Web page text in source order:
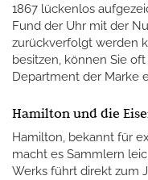
1867 lückenlos
Fund der Uhr mit der
zurückverfolgt werden
besitzen, können Sie
Department der Marke
Hamilton und die
Hamilton, bekannt für
macht es Sammlern
Werks führt direkt zum